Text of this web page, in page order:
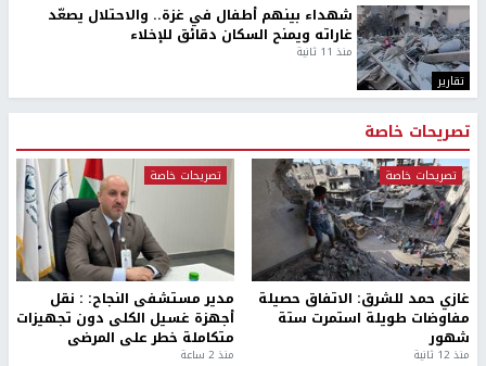
تقارير
شهداء بينهم أطفال في غزة.. والاحتلال يصعّد
غاراته ويمنح السكان دقائق للإخلاء
منذ 11 ثانية
تصريحات خاصة
تصريحات خاصة
غازي حمد للشرق: الاتفاق حصيلة
مفاوضات طويلة استمرت ستة
شهور
منذ 12 ثانية
تصريحات خاصة
مدير مستشفى النجاح: : نقل
أجهزة غسيل الكلى دون تجهيزات
متكاملة خطر على المرضى
منذ 2 ساعة